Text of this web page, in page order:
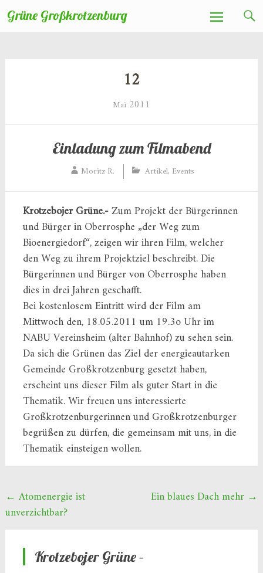
Zum
Inhalt
Grüne Großkrotzenburg
12
Mai 2011
Einladung zum Filmabend
Moritz R. Artikel, Events
Krotzebojer Grüne.-Zum Projekt der Bürgerinnen
und Bürger in Oberrosphe „der Weg zum
Bioenergiedorf“, zeigen wir ihren Film, welcher
den Weg zu ihrem Projektziel beschreibt. Die
Bürgerinnen und Bürger von Oberrosphe haben
dies in drei Jahren geschafft.
Bei kostenlosem Eintritt wird der Film am
Mittwoch den, 18.05.2011 um 19.3o Uhr im
NABU Vereinsheim (alter Bahnhof) zu sehen sein.
Da sich die Grünen das Ziel der energieautarken
Gemeinde Großkrotzenburg gesetzt haben,
erscheint uns dieser Film als guter Start in die
Thematik. Wir freuen uns interessierte
Großkrotzenburgerinnen und Großkrotzenburger
begrüßen zu dürfen, die gemeinsam mit uns, in die
Thematik einsteigen wollen.
Beitragsnavigation
← Atomenergie ist
unverzichtbar?
Ein blaues Dach mehr →
Krotzebojer Grüne –